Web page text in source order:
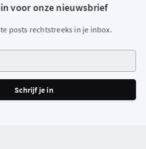
voor onze nieuwsbrief
posts rechtstreeks in je inbox.
Schrijf je in